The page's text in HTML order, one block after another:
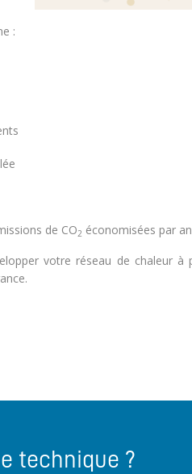
:
de CO2 économisées par
votre réseau de chaleur
technique ?